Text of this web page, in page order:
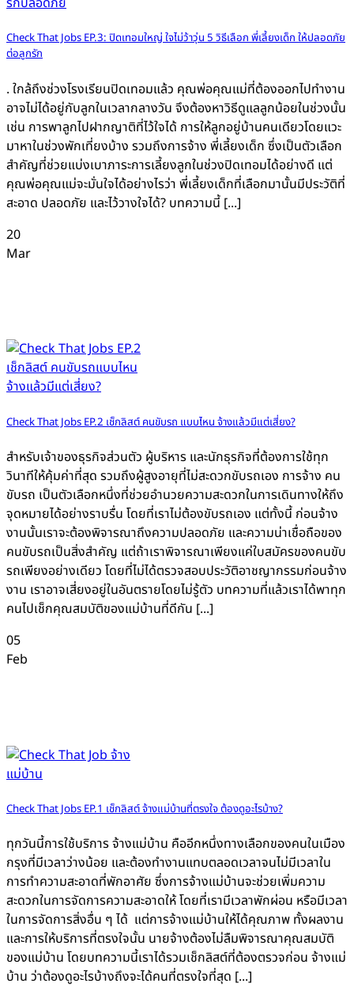
Check That Jobs EP.3: ปิดเทอมใหญ่ ใจไม่ว้าวุ่น 5 วิธีเลือก พี่เลี้ยงเด็ก ให้ปลอดภัย
ต่อลูกรัก
. ใกล้ถึงช่วงโรงเรียนปิดเทอมแล้ว คุณพ่อคุณแม่ที่ต้องออกไปทำงาน
อาจไม่ได้อยู่กับลูกในเวลากลางวัน จึงต้องหาวิธีดูแลลูกน้อยในช่วงนั้น
เช่น การพาลูกไปฝากญาติที่ไว้ใจได้ การให้ลูกอยู่บ้านคนเดียวโดยแวะ
มาหาในช่วงพักเที่ยงบ้าง รวมถึงการจ้าง พี่เลี้ยงเด็ก ซึ่งเป็นตัวเลือก
สำคัญที่ช่วยแบ่งเบาภาระการเลี้ยงลูกในช่วงปิดเทอมได้อย่างดี แต่
คุณพ่อคุณแม่จะมั่นใจได้อย่างไรว่า พี่เลี้ยงเด็กที่เลือกมานั้นมีประวัติที่
สะอาด ปลอดภัย และไว้วางใจได้? บทความนี้ [...]
20
Mar
Check That Jobs EP.2 เช็กลิสต์ คนขับรถ แบบไหน จ้างแล้วมีแต่เสี่ยง?
สำหรับเจ้าของธุรกิจส่วนตัว ผู้บริหาร และนักธุรกิจที่ต้องการใช้ทุก
วินาทีให้คุ้มค่าที่สุด รวมถึงผู้สูงอายุที่ไม่สะดวกขับรถเอง การจ้าง คน
ขับรถ เป็นตัวเลือกหนึ่งที่ช่วยอำนวยความสะดวกในการเดินทางให้ถึง
จุดหมายได้อย่างราบรื่น โดยที่เราไม่ต้องขับรถเอง แต่ทั้งนี้ ก่อนจ้าง
งานนั้นเราจะต้องพิจารณาถึงความปลอดภัย และความน่าเชื่อถือของ
คนขับรถเป็นสิ่งสำคัญ แต่ถ้าเราพิจารณาเพียงแค่ใบสมัครของคนขับ
รถเพียงอย่างเดียว โดยที่ไม่ได้ตรวจสอบประวัติอาชญากรรมก่อนจ้าง
งาน เราอาจเสี่ยงอยู่ในอันตรายโดยไม่รู้ตัว บทความที่แล้วเราได้พาทุก
คนไปเช็กคุณสมบัติของแม่บ้านที่ดีกัน [...]
05
Feb
Check That Jobs EP.1 เช็กลิสต์ จ้างแม่บ้านที่ตรงใจ ต้องดูอะไรบ้าง?
ทุกวันนี้การใช้บริการ จ้างแม่บ้าน คืออีกหนึ่งทางเลือกของคนในเมือง
กรุงที่มีเวลาว่างน้อย และต้องทำงานแทบตลอดเวลาจนไม่มีเวลาใน
การทำความสะอาดที่พักอาศัย ซึ่งการจ้างแม่บ้านจะช่วยเพิ่มความ
สะดวกในการจัดการความสะอาดให้ โดยที่เรามีเวลาพักผ่อน หรือมีเวลา
ในการจัดการสิ่งอื่น ๆ ได้ แต่การจ้างแม่บ้านให้ได้คุณภาพ ทั้งผลงาน
และการให้บริการที่ตรงใจนั้น นายจ้างต้องไม่ลืมพิจารณาคุณสมบัติ
ของแม่บ้าน โดยบทความนี้เราได้รวมเช็กลิสต์ที่ต้องตรวจก่อน จ้างแม่
บ้าน ว่าต้องดูอะไรบ้างถึงจะได้คนที่ตรงใจที่สุด [...]